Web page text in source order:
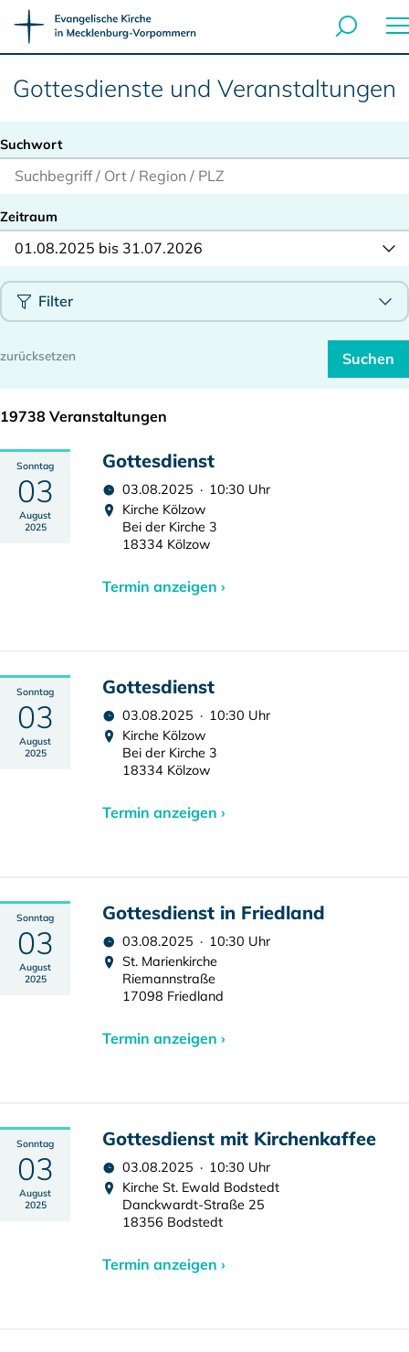
Gottesdienste und Veranstaltungen
Suchwort
Zeitraum
01.08.2025 bis 31.07.2026
Filter
19738 Veranstaltungen
Sonntag
03
August
2025
Gottesdienst
03.08.2025 · 10:30 Uhr
Kirche Kölzow
Bei der Kirche 3
18334 Kölzow
Termin anzeigen ›
Sonntag
03
August
2025
Gottesdienst
03.08.2025 · 10:30 Uhr
Kirche Kölzow
Bei der Kirche 3
18334 Kölzow
Termin anzeigen ›
Sonntag
03
August
2025
Gottesdienst in Friedland
03.08.2025 · 10:30 Uhr
St. Marienkirche
Riemannstraße
17098 Friedland
Termin anzeigen ›
Sonntag
03
August
2025
Gottesdienst mit Kirchenkaffee
03.08.2025 · 10:30 Uhr
Kirche St. Ewald Bodstedt
Danckwardt-Straße 25
18356 Bodstedt
Termin anzeigen ›